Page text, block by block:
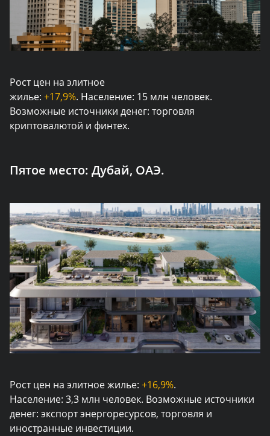
Рост цен на элитное
жилье: +17,9%. Население: 15 млн человек.
Возможные источники денег: торговля
криптовалютой и финтех.
Пятое место: Дубай, ОАЭ.
Рост цен на элитное жилье: +16,9%.
Население: 3,3 млн человек. Возможные источники
денег: экспорт энергоресурсов, торговля и
иностранные инвестиции.